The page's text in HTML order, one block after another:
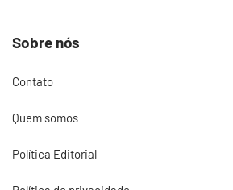
Sobre nós
Contato
Quem somos
Política Editorial